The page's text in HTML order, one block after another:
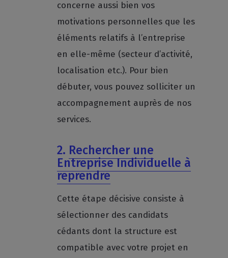
concerne aussi bien vos
motivations personnelles que les
éléments relatifs à l’entreprise
en elle-même (secteur d’activité,
localisation etc.). Pour bien
débuter, vous pouvez solliciter un
accompagnement auprès de nos
services.
2. Rechercher une
Entreprise Individuelle à
reprendre
Cette étape décisive consiste à
sélectionner des candidats
cédants dont la structure est
compatible avec votre projet en